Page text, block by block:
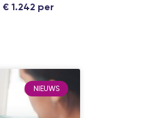
€ 1.242 per
NIEUWS